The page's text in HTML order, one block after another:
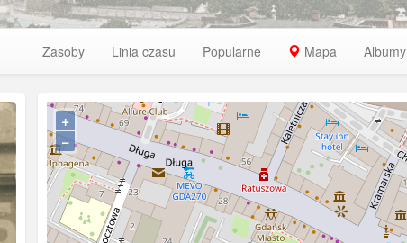
Zasoby Linia czasu Popularne Mapa Albumy
+
−